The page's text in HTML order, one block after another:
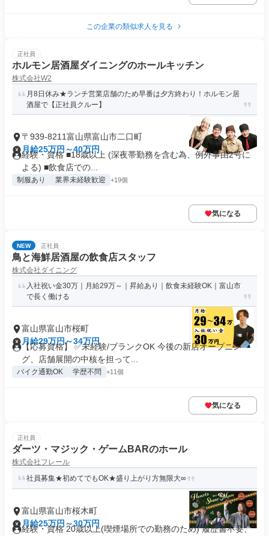
この企業の類似求人を見る
正社員
ホルモン居酒屋ダイニングのホールキッチン
株式会社W2
月8日休み★ランチ営業店舗のため早番は夕方終わり！ホルモン居
酒屋で【正社員クルー】
〒939-8211富山県富山市二口町
月給25万円～40万円
経験・資格 ■18歳以上 (深夜帯勤務を含む為、例外事由2号に
よる) ■飲食店での...
制服あり 業界未経験歓迎 +19個
気になる
NEW 正社員
鳥と海鮮居酒屋の飲食店スタッフ
株式会社ダイニング
入社祝い金30万｜月給29万～｜昇給あり｜飲食未経験OK｜富山市
で長く働ける
富山県富山市桜町
月給29万円～34万円
【応募資格】 ✅未経験/ブランクOK 今後の新店オープニン
グ、店舗展開の中核を担って...
バイク通勤OK 学歴不問 +11個
気になる
正社員
ダーツ・マジック・ゲームBARのホール
株式会社フレール
社員募集★初めてでもOK★盛り上がり方無限大∞
富山県富山市桜木町
月給25万円～30万円
経験・資格 20歳以上(喫煙場所での勤務のため) 履歴書不要、